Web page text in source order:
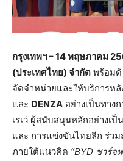
กรุงเทพฯ– 14 พฤษภาคม
(ประเทศไทย) จำกัด พร้อมด้
จัดจําหน่ายและให้บริการห
และ DENZA อย่างเป็นทาง
เรเว่ ผู้สนับสนุนหลักอย่างเ
และ การแข่งขันไทยลีก ร่ว
ภายใต้แนวคิด “BYD ชาร์จ